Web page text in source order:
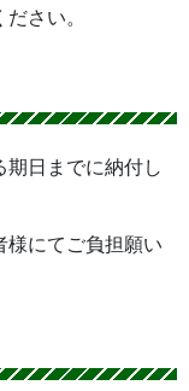
さい。
期日までに納付し
にてご負担願い